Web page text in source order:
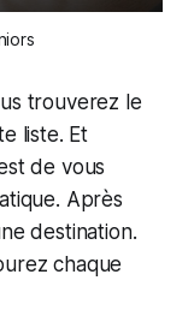
trouverez le
liste. Et
de vous
Après
destination.
chaque